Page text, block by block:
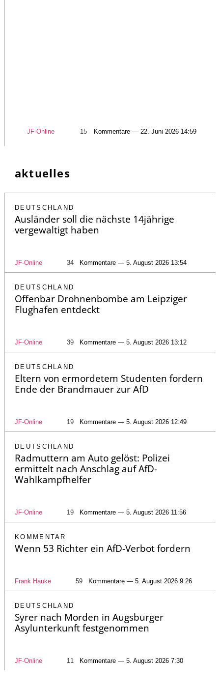
JF-Online 15 Kommentare — 22. Juni 2026 14:59
aktuelles
DEUTSCHLAND
Ausländer soll die nächste 14jährige
vergewaltigt haben
JF-Online 34 Kommentare — 5. August 2026 13:54
DEUTSCHLAND
Offenbar Drohnenbombe am Leipziger
Flughafen entdeckt
JF-Online 39 Kommentare — 5. August 2026 13:12
DEUTSCHLAND
Eltern von ermordetem Studenten fordern
Ende der Brandmauer zur AfD
JF-Online 19 Kommentare — 5. August 2026 12:49
DEUTSCHLAND
Radmuttern am Auto gelöst: Polizei
ermittelt nach Anschlag auf AfD-
Wahlkampfhelfer
JF-Online 19 Kommentare — 5. August 2026 11:56
KOMMENTAR
Wenn 53 Richter ein AfD-Verbot fordern
Frank Hauke 59 Kommentare — 5. August 2026 9:26
DEUTSCHLAND
Syrer nach Morden in Augsburger
Asylunterkunft festgenommen
JF-Online 11 Kommentare — 5. August 2026 7:30